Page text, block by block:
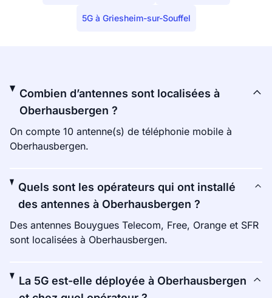
5G à Griesheim-sur-Souffel
Combien d’antennes sont localisées à
Oberhausbergen ?
On compte 10 antenne(s) de téléphonie mobile à
Oberhausbergen.
Quels sont les opérateurs qui ont installé
des antennes à Oberhausbergen ?
Des antennes Bouygues Telecom, Free, Orange et SFR
sont localisées à Oberhausbergen.
La 5G est-elle déployée à Oberhausbergen